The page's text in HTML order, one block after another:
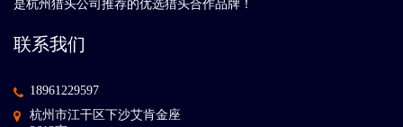
是杭州猎头公司推荐的优选猎头合作品牌！
联系我们
18961229597
杭州市江干区下沙艾肯金座